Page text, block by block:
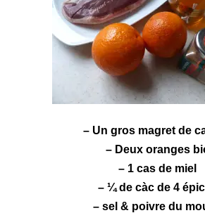
– Un gros magret de
– Deux oranges
– 1 cas de miel
– ¼ de càc de 4
– sel & poivre du